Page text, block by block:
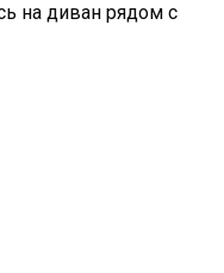
на диван рядом с